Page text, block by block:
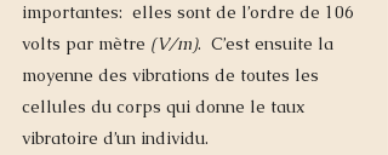
importantes:  elles sont de l’ordre de 106
volts par mètre (V/m).  C’est ensuite la
moyenne des vibrations de toutes les
cellules du corps qui donne le taux
vibratoire d’un individu.